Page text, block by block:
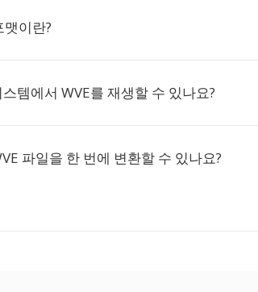
맷이란?
템에서 WVE를 재생할 수 있나요?
파일을 한 번에 변환할 수 있나요?